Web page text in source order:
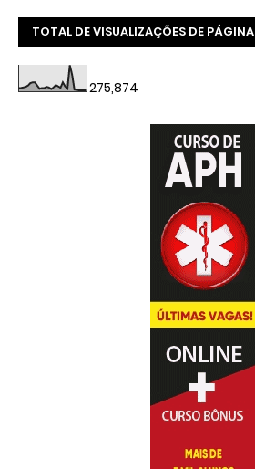
TOTAL DE VISUALIZAÇÕES DE PÁGINA
275,874